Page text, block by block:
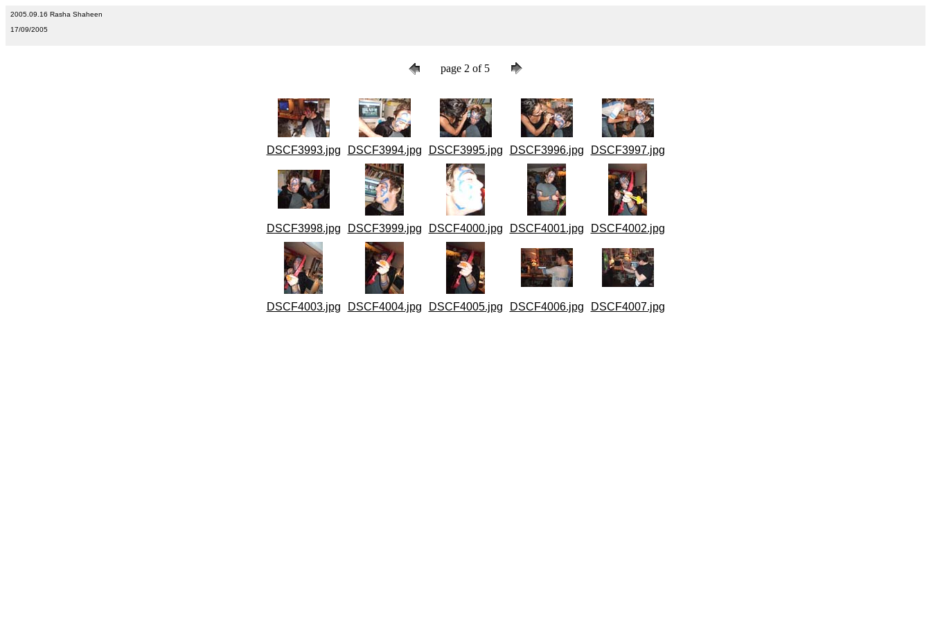
2005.09.16 Rasha Shaheen
17/09/2005
page 2 of 5
DSCF3993.jpg DSCF3994.jpg DSCF3995.jpg DSCF3996.jpg DSCF3997.jpg
DSCF3998.jpg DSCF3999.jpg DSCF4000.jpg DSCF4001.jpg DSCF4002.jpg
DSCF4003.jpg DSCF4004.jpg DSCF4005.jpg DSCF4006.jpg DSCF4007.jpg